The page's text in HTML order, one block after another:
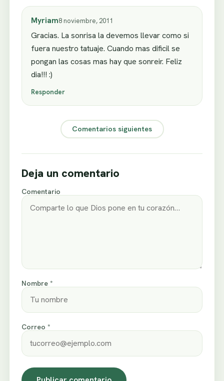
Myriam8 noviembre, 2011
Gracias. La sonrisa la devemos llevar como si
fuera nuestro tatuaje. Cuando mas dificil se
pongan las cosas mas hay que sonreir. Feliz
dia!!! :)
Responder
Comentarios siguientes
Deja un comentario
Comentario
Nombre *
Correo *